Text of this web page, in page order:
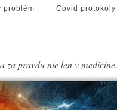
problém Covid protokoly
za pravdu nie len v medicíne.